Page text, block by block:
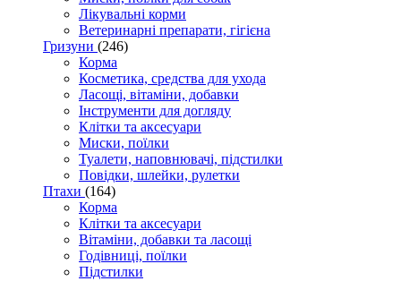
Лікувальні корми
Ветеринарні препарати, гігієна
Гризуни (246)
Корма
Косметика, средства для ухода
Ласощі, вітаміни, добавки
Інструменти для догляду
Клітки та аксесуари
Миски, поїлки
Туалети, наповнювачі, підстилки
Повідки, шлейки, рулетки
Птахи (164)
Корма
Клітки та аксесуари
Вітаміни, добавки та ласощі
Годівниці, поїлки
Підстилки